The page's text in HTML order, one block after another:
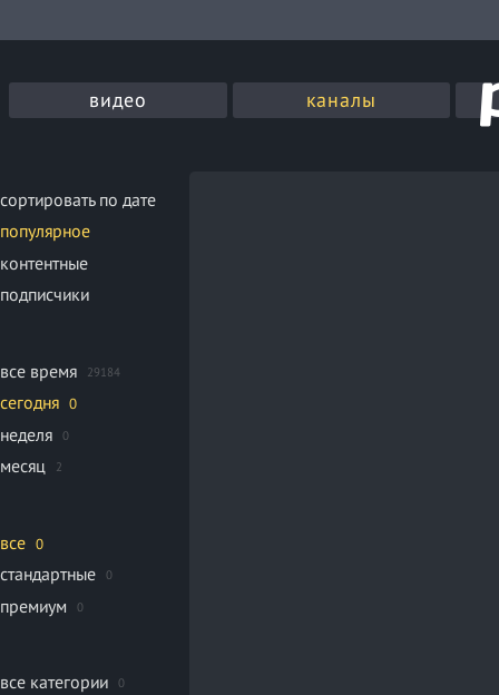
видео каналы
сортировать по дате
популярное
контентные
подписчики
все время 29184
сегодня 0
неделя 0
месяц 2
все 0
стандартные 0
премиум 0
все категории 0